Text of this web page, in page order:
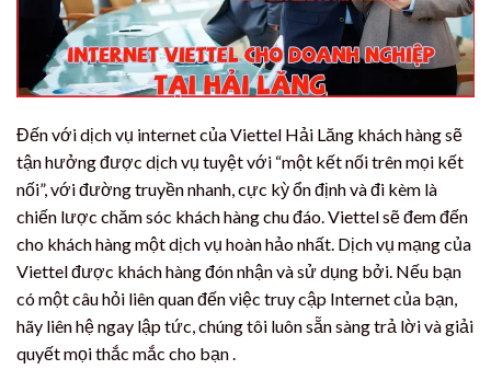
Đến với dịch vụ internet của Viettel Hải Lăng khách hàng sẽ
tận hưởng được dịch vụ tuyệt với “một kết nối trên mọi kết
nối”, với đường truyền nhanh, cực kỳ ổn định và đi kèm là
chiến lược chăm sóc khách hàng chu đáo. Viettel sẽ đem đến
cho khách hàng một dịch vụ hoàn hảo nhất. Dịch vụ mạng của
Viettel được khách hàng đón nhận và sử dụng bởi. Nếu bạn
có một câu hỏi liên quan đến việc truy cập Internet của bạn,
hãy liên hệ ngay lập tức, chúng tôi luôn sẵn sàng trả lời và giải
quyết mọi thắc mắc cho bạn .